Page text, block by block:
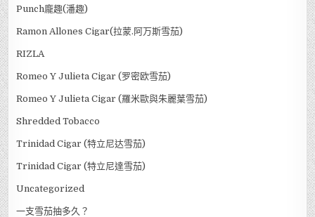
Punch龐趣(潘趣)
Ramon Allones Cigar(拉蒙.阿万斯雪茄)
RIZLA
Romeo Y Julieta Cigar (罗密欧雪茄)
Romeo Y Julieta Cigar (羅米歐與朱麗葉雪茄)
Shredded Tobacco
Trinidad Cigar (特立尼达雪茄)
Trinidad Cigar (特立尼達雪茄)
Uncategorized
一支雪茄抽多久？